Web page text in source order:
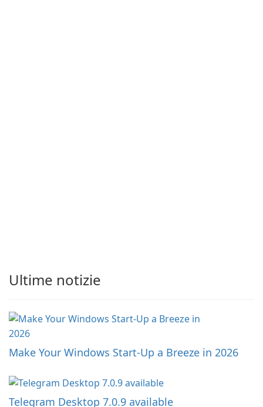
Ultime notizie
Make Your Windows Start-Up a Breeze in 2026
Telegram Desktop 7.0.9 available